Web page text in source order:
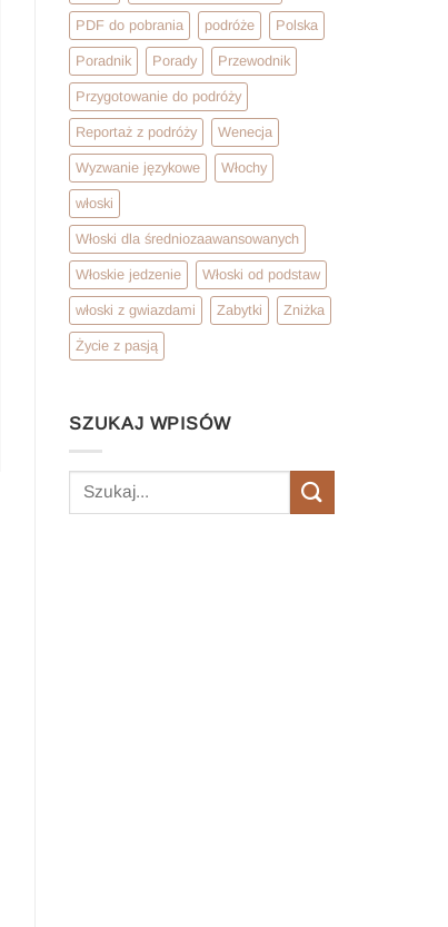
PDF do pobrania podróże Polska
Poradnik Porady Przewodnik
Przygotowanie do podróży
Reportaż z podróży Wenecja
Wyzwanie językowe Włochy
włoski
Włoski dla średniozaawansowanych
Włoskie jedzenie Włoski od podstaw
włoski z gwiazdami Zabytki Zniżka
Życie z pasją
SZUKAJ WPISÓW